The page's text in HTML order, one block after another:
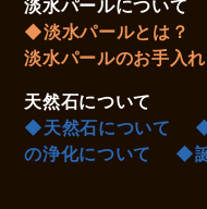
淡水パールについて
◆淡水パールとは？
淡水パールのお手入れ
天然石について
◆天然石について
の浄化について
◆